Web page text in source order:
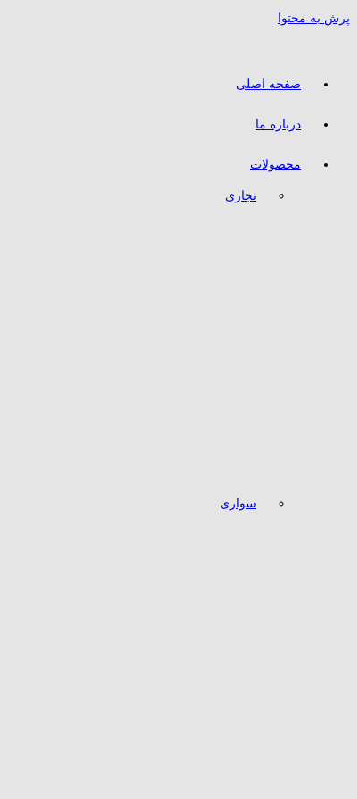
پرش به محتوا
صفحه اصلی
درباره ما
محصولات
تجاری
سواری